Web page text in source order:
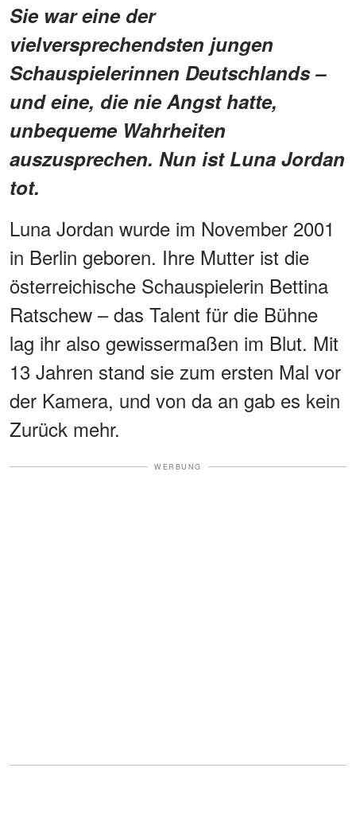
Sie war eine der
vielversprechendsten jungen
Schauspielerinnen Deutschlands –
und eine, die nie Angst hatte,
unbequeme Wahrheiten
auszusprechen. Nun ist Luna Jordan
tot.
Luna Jordan wurde im November 2001
in Berlin geboren. Ihre Mutter ist die
österreichische Schauspielerin Bettina
Ratschew – das Talent für die Bühne
lag ihr also gewissermaßen im Blut. Mit
13 Jahren stand sie zum ersten Mal vor
der Kamera, und von da an gab es kein
Zurück mehr.
WERBUNG